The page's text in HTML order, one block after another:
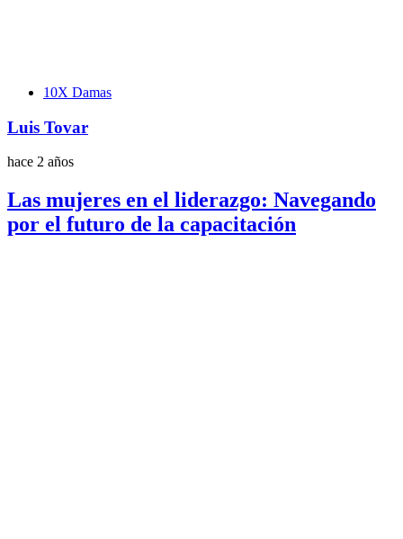
Etiquetas10X Damas
Luis Tovar
hace 2 años
Las mujeres en el liderazgo: Navegando
por el futuro de la capacitación